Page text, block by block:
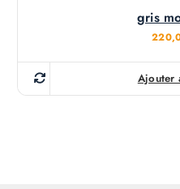
gris
Ajouter